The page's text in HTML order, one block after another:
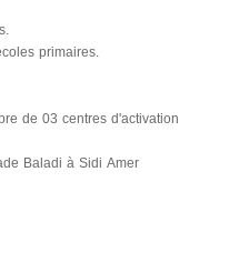
primaires.
de 03 centres d'activation
Baladi à Sidi Amer